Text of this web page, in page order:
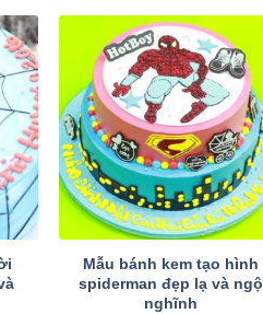
Mẫu bánh kem tạo hình
spiderman đẹp lạ và ngộ
nghĩnh